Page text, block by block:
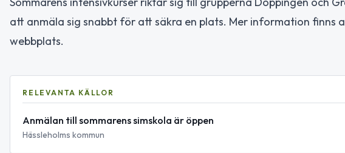
att anmäla sig snabbt för att säkra en plats. Mer information finns
webbplats.
RELEVANTA KÄLLOR
Anmälan till sommarens simskola är öppen
Hässleholms kommun